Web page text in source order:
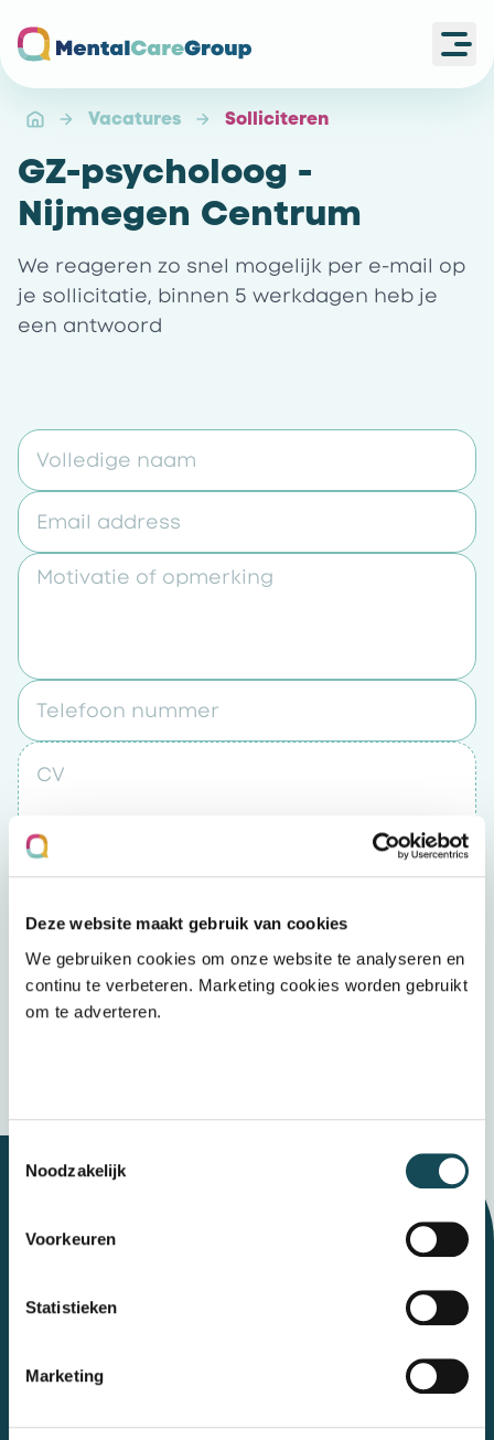
Deze website maakt gebruik van cookies
We gebruiken cookies om onze website te analyseren en
continu te verbeteren. Marketing cookies worden gebruikt
om te adverteren.
Noodzakelijk
Voorkeuren
Statistieken
Marketing
Vacatures Solliciteren
GZ-psycholoog -
Nijmegen Centrum
We reageren zo snel mogelijk per e-mail op
je sollicitatie, binnen 5 werkdagen heb je
een antwoord
Volledige naam
Email address
Motivatie of opmerking
Telefoon nummer
CV
Door op “verzenden” te klikken accepteert u
hetprivacybeleid
Let's talk
Mental Care Group
Polanerbaan 3